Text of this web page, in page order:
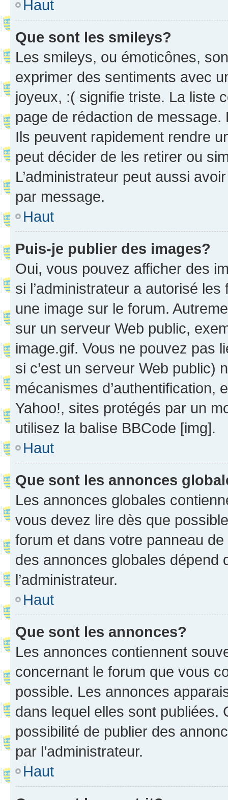
Haut
Que sont les smileys?
Les smileys, ou émoticônes,
exprimer des sentiments avec
joyeux, :( signifie triste. La liste
page de rédaction de
Ils peuvent rapidement rendre
peut décider de les retirer ou
L’administrateur peut aussi
par message.
Haut
Puis-je publier des images?
Oui, vous pouvez afficher des
si l’administrateur a autorisé
une image sur le forum.
sur un serveur Web public,
image.gif. Vous ne pouvez pas
si c’est un serveur Web public)
mécanismes d’authentification,
Yahoo!, sites protégés par un
utilisez la balise BBCode [img].
Haut
Que sont les annonces
Les annonces globales
vous devez lire dès que
forum et dans votre panneau
des annonces globales dépend
l’administrateur.
Haut
Que sont les annonces?
Les annonces contiennent
concernant le forum que vous
possible. Les annonces
dans lequel elles sont publiées.
possibilité de publier des
par l’administrateur.
Haut